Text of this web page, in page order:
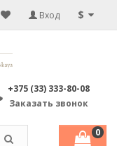
$
Вход
+375 (33) 333-80-08
Заказать звонок
0